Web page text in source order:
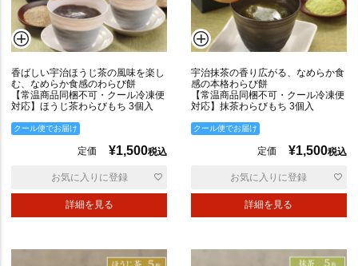
香ばしい宇治ほうじ茶の風味を楽し
む、なめらか食感のわらび餅
【常温商品同梱不可・クール冷凍便
対応】ほうじ茶わらびもち 3個入
クール便でお届け
定価 ¥1,500税込
詳細を見る
お気に入りに登録
宇治抹茶の香り広がる、なめらか食
感の本格わらび餅
【常温商品同梱不可・クール冷凍便
対応】抹茶わらびもち 3個入
クール便でお届け
定価 ¥1,500税込
詳細を見る
お気に入りに登録